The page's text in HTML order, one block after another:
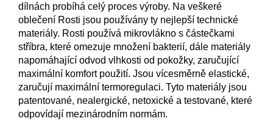
dílnách probíhá celý proces výroby. Na veškeré
oblečení Rosti jsou používány ty nejlepší technické
materiály. Rosti používá mikrovlákno s částečkami
stříbra, které omezuje množení bakterií, dále materiály
napomáhající odvod vlhkosti od pokožky, zaručující
maximální komfort použití. Jsou vícesměrně elastické,
zaručují maximální termoregulaci. Tyto materiály jsou
patentované, nealergické, netoxické a testované, které
odpovídají mezinárodním normám.